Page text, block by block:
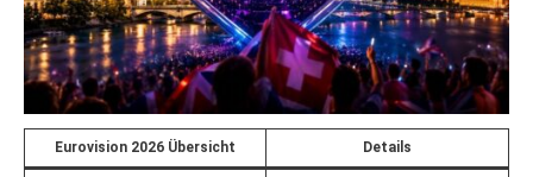
Eurovision 2026 Übersicht Details